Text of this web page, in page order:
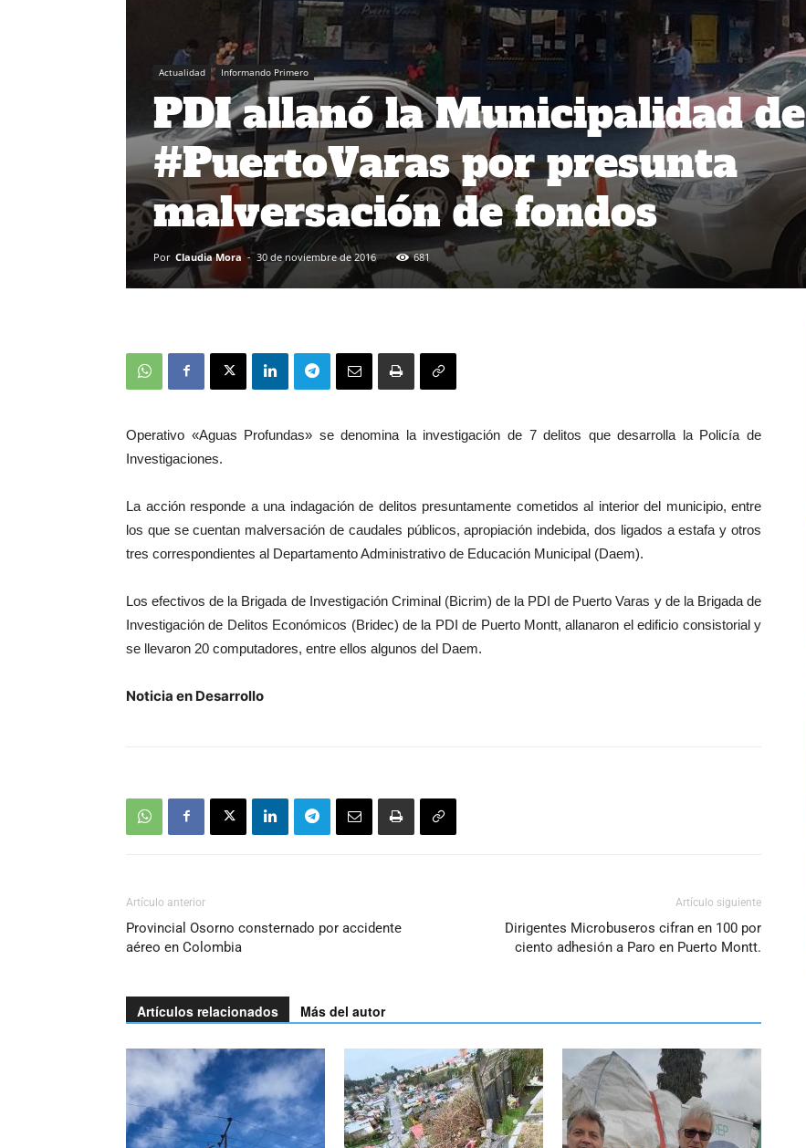
Actualidad Informando Primero
PDI allanó la Municipalidad de
#PuertoVaras por presunta
malversación de fondos
Por Claudia Mora - 30 de noviembre de 2016 681
Operativo «Aguas Profundas» se denomina la investigación de 7 delitos que desarrolla la Policía de
Investigaciones.
La acción responde a una indagación de delitos presuntamente cometidos al interior del municipio, entre
los que se cuentan malversación de caudales públicos, apropiación indebida, dos ligados a estafa y otros
tres correspondientes al Departamento Administrativo de Educación Municipal (Daem).
Los efectivos de la Brigada de Investigación Criminal (Bicrim) de la PDI de Puerto Varas y de la Brigada de
Investigación de Delitos Económicos (Bridec) de la PDI de Puerto Montt, allanaron el edificio consistorial y
se llevaron 20 computadores, entre ellos algunos del Daem.
Noticia en Desarrollo
Artículo anterior
Provincial Osorno consternado por accidente
aéreo en Colombia
Artículo siguiente
Dirigentes Microbuseros cifran en 100 por
ciento adhesión a Paro en Puerto Montt.
Artículos relacionados Más del autor